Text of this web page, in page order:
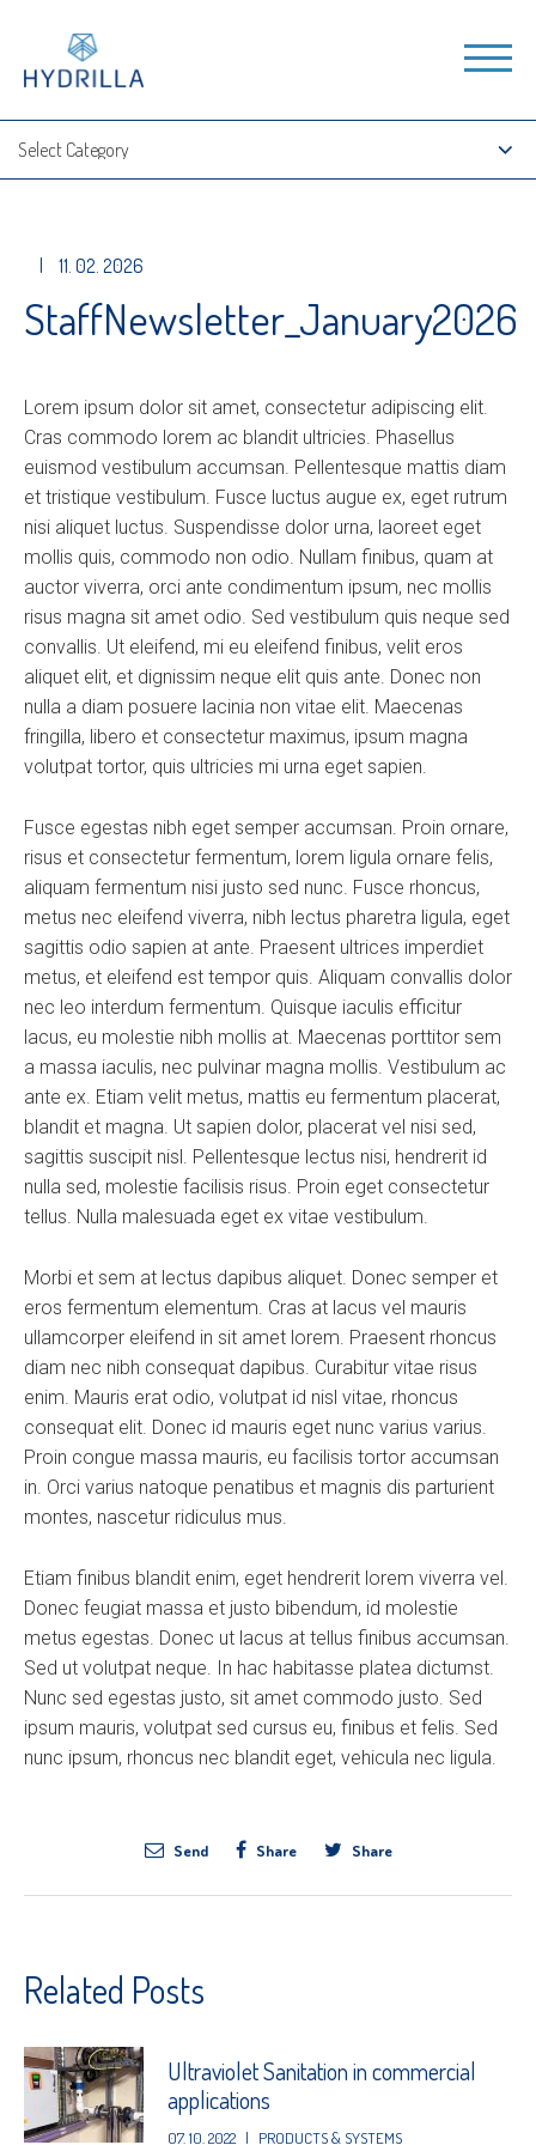
| 11. 02. 2026
StaffNewsletter_January2026
Lorem ipsum dolor sit amet, consectetur adipiscing elit.
Cras commodo lorem ac blandit ultricies. Phasellus
euismod vestibulum accumsan. Pellentesque mattis diam
et tristique vestibulum. Fusce luctus augue ex, eget rutrum
nisi aliquet luctus. Suspendisse dolor urna, laoreet eget
mollis quis, commodo non odio. Nullam finibus, quam at
auctor viverra, orci ante condimentum ipsum, nec mollis
risus magna sit amet odio. Sed vestibulum quis neque sed
convallis. Ut eleifend, mi eu eleifend finibus, velit eros
aliquet elit, et dignissim neque elit quis ante. Donec non
nulla a diam posuere lacinia non vitae elit. Maecenas
fringilla, libero et consectetur maximus, ipsum magna
volutpat tortor, quis ultricies mi urna eget sapien.
Fusce egestas nibh eget semper accumsan. Proin ornare,
risus et consectetur fermentum, lorem ligula ornare felis,
aliquam fermentum nisi justo sed nunc. Fusce rhoncus,
metus nec eleifend viverra, nibh lectus pharetra ligula, eget
sagittis odio sapien at ante. Praesent ultrices imperdiet
metus, et eleifend est tempor quis. Aliquam convallis dolor
nec leo interdum fermentum. Quisque iaculis efficitur
lacus, eu molestie nibh mollis at. Maecenas porttitor sem
a massa iaculis, nec pulvinar magna mollis. Vestibulum ac
ante ex. Etiam velit metus, mattis eu fermentum placerat,
blandit et magna. Ut sapien dolor, placerat vel nisi sed,
sagittis suscipit nisl. Pellentesque lectus nisi, hendrerit id
nulla sed, molestie facilisis risus. Proin eget consectetur
tellus. Nulla malesuada eget ex vitae vestibulum.
Morbi et sem at lectus dapibus aliquet. Donec semper et
eros fermentum elementum. Cras at lacus vel mauris
ullamcorper eleifend in sit amet lorem. Praesent rhoncus
diam nec nibh consequat dapibus. Curabitur vitae risus
enim. Mauris erat odio, volutpat id nisl vitae, rhoncus
consequat elit. Donec id mauris eget nunc varius varius.
Proin congue massa mauris, eu facilisis tortor accumsan
in. Orci varius natoque penatibus et magnis dis parturient
montes, nascetur ridiculus mus.
Etiam finibus blandit enim, eget hendrerit lorem viverra vel.
Donec feugiat massa et justo bibendum, id molestie
metus egestas. Donec ut lacus at tellus finibus accumsan.
Sed ut volutpat neque. In hac habitasse platea dictumst.
Nunc sed egestas justo, sit amet commodo justo. Sed
ipsum mauris, volutpat sed cursus eu, finibus et felis. Sed
nunc ipsum, rhoncus nec blandit eget, vehicula nec ligula.
Send Share Share
Related Posts
Ultraviolet Sanitation in commercial
applications
07. 10. 2022 | PRODUCTS & SYSTEMS